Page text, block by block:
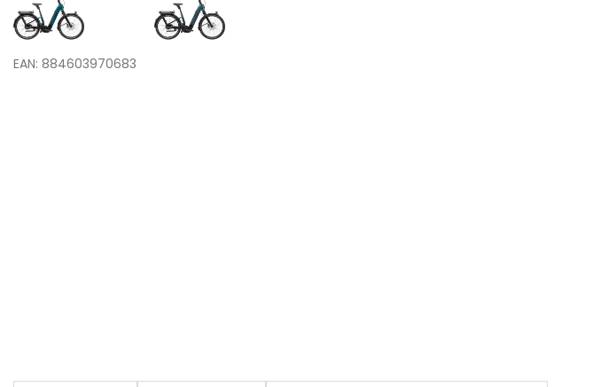
EAN: 884603970683